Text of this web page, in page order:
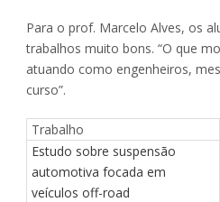
Para o prof. Marcelo Alves, os
trabalhos muito bons. “O que
atuando como engenheiros,
curso”.
Trabalho
Estudo sobre suspensão
automotiva focada em
veículos off-road